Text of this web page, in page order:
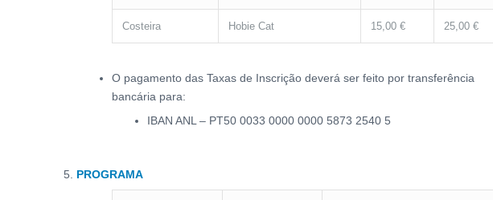
Costeira Hobie Cat 15,00 € 25,00 €
O pagamento das Taxas de Inscrição deverá ser feito por transferência
bancária para:
IBAN ANL – PT50 0033 0000 0000 5873 2540 5
PROGRAMA